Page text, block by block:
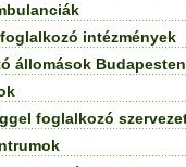
intézmények
állomások Budapesten
foglalkozó